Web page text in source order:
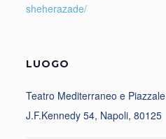
sheherazade/
LUOGO
Teatro Mediterraneo e
J.F.Kennedy 54, Napoli, 80125